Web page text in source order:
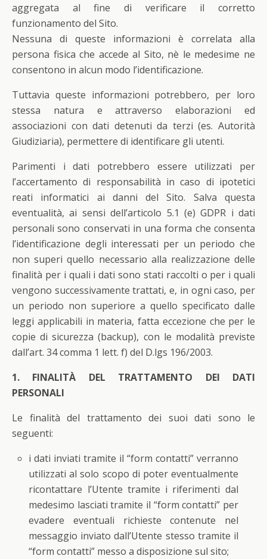
aggregata al fine di verificare il corretto
funzionamento del Sito.
Nessuna di queste informazioni è correlata alla
persona fisica che accede al Sito, nè le medesime ne
consentono in alcun modo l’identificazione.
Tuttavia queste informazioni potrebbero, per loro
stessa natura e attraverso elaborazioni ed
associazioni con dati detenuti da terzi (es. Autorità
Giudiziaria), permettere di identificare gli utenti.
Parimenti i dati potrebbero essere utilizzati per
l’accertamento di responsabilità in caso di ipotetici
reati informatici ai danni del Sito. Salva questa
eventualità, ai sensi dell’articolo 5.1 (e) GDPR i dati
personali sono conservati in una forma che consenta
l’identificazione degli interessati per un periodo che
non superi quello necessario alla realizzazione delle
finalità per i quali i dati sono stati raccolti o per i quali
vengono successivamente trattati, e, in ogni caso, per
un periodo non superiore a quello specificato dalle
leggi applicabili in materia, fatta eccezione che per le
copie di sicurezza (backup), con le modalità previste
dall’art. 34 comma 1 lett. f) del D.lgs 196/2003.
1. FINALITÀ DEL TRATTAMENTO DEI DATI
PERSONALI
Le finalità del trattamento dei suoi dati sono le
seguenti:
i dati inviati tramite il “form contatti” verranno
utilizzati al solo scopo di poter eventualmente
ricontattare l’Utente tramite i riferimenti dal
medesimo lasciati tramite il “form contatti” per
evadere eventuali richieste contenute nel
messaggio inviato dall’Utente stesso tramite il
“form contatti” messo a disposizione sul sito;